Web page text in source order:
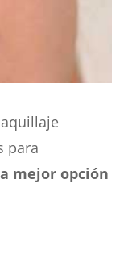
para
mejor opción